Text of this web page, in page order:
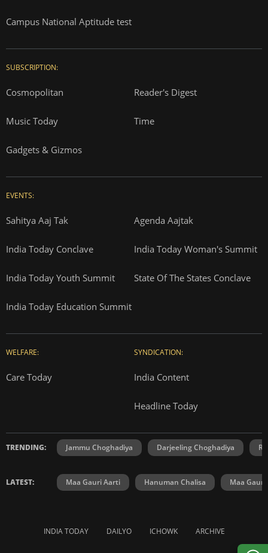
Campus National Aptitude test
SUBSCRIPTION:
Cosmopolitan Reader's Digest
Music Today Time
Gadgets & Gizmos
EVENTS:
Sahitya Aaj Tak Agenda Aajtak
India Today Conclave India Today Woman's Summit
India Today Youth Summit State Of The States Conclave
India Today Education Summit
WELFARE:
Care Today
SYNDICATION:
India Content
Headline Today
TRENDING: Jammu Choghadiya Darjeeling Choghadiya
LATEST: Maa Gauri Aarti Hanuman Chalisa Maa Gauri
INDIA TODAY DAILYO ICHOWK ARCHIVE